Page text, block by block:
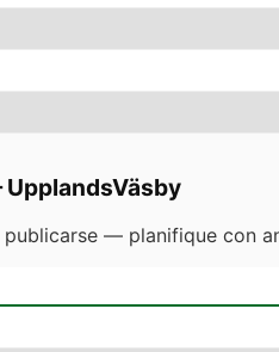
UpplandsVäsby
— planifique con